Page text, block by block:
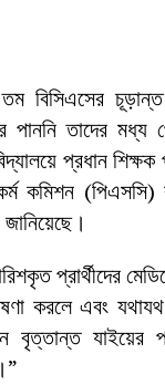
বিসিএসের চূড়ান্ত
পাননি তাদের
প্রধান
কমিশন (পিএসসি)
প্রার্থীদের
করলে এবং যথাযথ
বৃত্তান্ত যাইয়ের